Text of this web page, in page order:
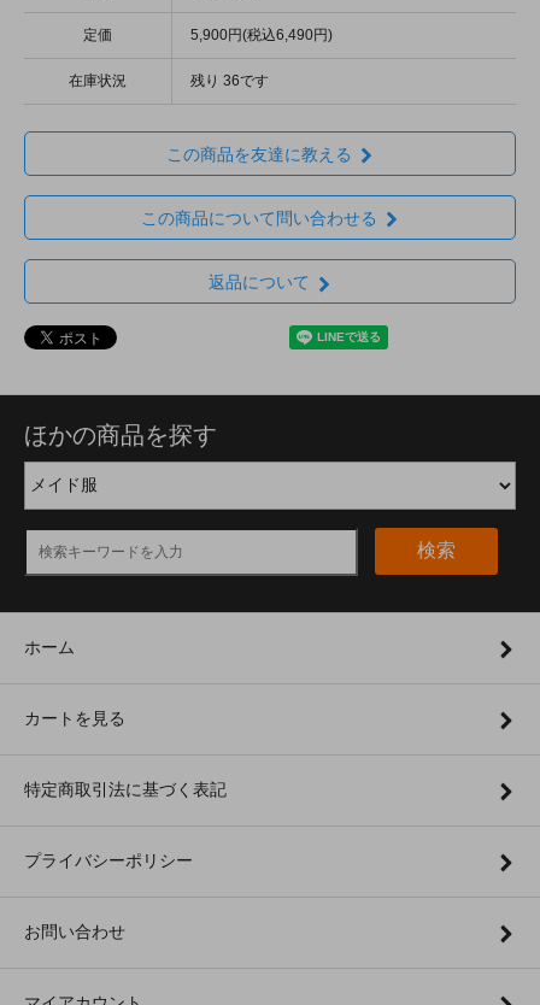
定価 5,900円(税込6,490円)
在庫状況 残り 36です
この商品を友達に教える
この商品について問い合わせる
返品について
ほかの商品を探す
検索
ホーム
カートを見る
特定商取引法に基づく表記
プライバシーポリシー
お問い合わせ